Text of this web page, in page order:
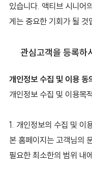
있습니다. 액티브 시니어
게는 중요한 기회가 될 것
관심고객을 등록하
개인정보 수집 및 이용 동
개인정보 수집 및 이용목
1. 개인정보의 수집 및 이
본 홈페이지는 고객님의
필요한 최소한의 범위 내